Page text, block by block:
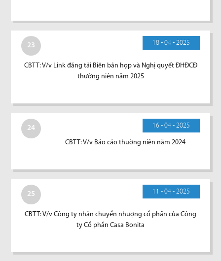
23 18 - 04 - 2025
CBTT: V/v Link đăng tải Biên bản họp và Nghị quyết ĐHĐCĐ
thường niên năm 2025
24 16 - 04 - 2025
CBTT: V/v Báo cáo thường niên năm 2024
25 11 - 04 - 2025
CBTT: V/v Công ty nhận chuyển nhượng cổ phần của Công
ty Cổ phần Casa Bonita